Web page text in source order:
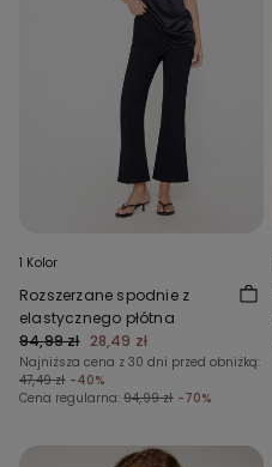
1 Kolor
Rozszerzane spodnie z
elastycznego płótna
94,99 zł 28,49 zł
Najniższa cena z 30 dni przed obniżką:
47,49 zł -40%
Cena regularna: 94,99 zł -70%